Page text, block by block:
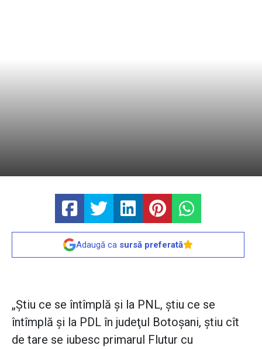
Adaugă ca sursă preferată
„Ştiu ce se întîmplă şi la PNL, ştiu ce se
întîmplă şi la PDL în judeţul Botoşani, ştiu cît
de tare se iubesc primarul Flutur cu